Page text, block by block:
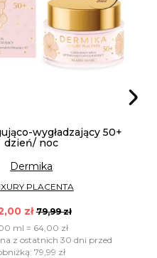
wygładzający 50+
dzień/ noc
Dermika
PLACENTA
zł 79,99 zł
ml = 64,00 zł
z ostatnich 30 dni przed
79,99 zł